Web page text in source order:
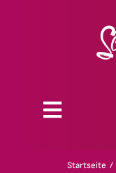
Toggle
Startseite